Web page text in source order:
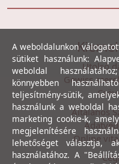
Utolsó
Gewiss
Általános
Online
A weboldalunkon
sütiket használunk:
weboldal
könnyebben
teljesítmény-sütik,
használunk a weboldal
marketing cookie-k,
megjelenítésére
lehetőséget választja,
használatához. A